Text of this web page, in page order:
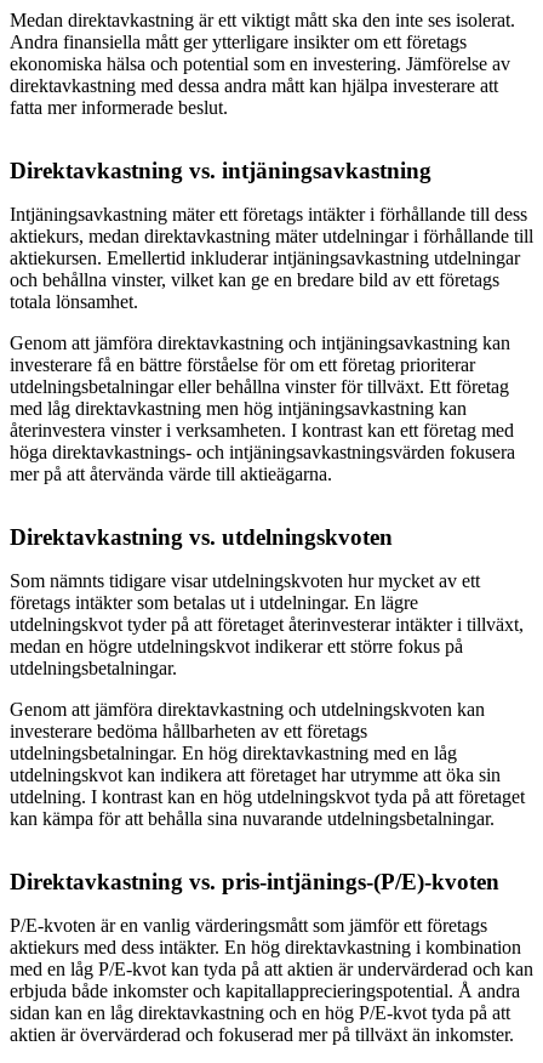
Medan direktavkastning är ett viktigt mått ska den inte ses isolerat.
Andra finansiella mått ger ytterligare insikter om ett företags
ekonomiska hälsa och potential som en investering. Jämförelse av
direktavkastning med dessa andra mått kan hjälpa investerare att
fatta mer informerade beslut.
Direktavkastning vs. intjäningsavkastning
Intjäningsavkastning mäter ett företags intäkter i förhållande till dess
aktiekurs, medan direktavkastning mäter utdelningar i förhållande till
aktiekursen. Emellertid inkluderar intjäningsavkastning utdelningar
och behållna vinster, vilket kan ge en bredare bild av ett företags
totala lönsamhet.
Genom att jämföra direktavkastning och intjäningsavkastning kan
investerare få en bättre förståelse för om ett företag prioriterar
utdelningsbetalningar eller behållna vinster för tillväxt. Ett företag
med låg direktavkastning men hög intjäningsavkastning kan
återinvestera vinster i verksamheten. I kontrast kan ett företag med
höga direktavkastnings- och intjäningsavkastningsvärden fokusera
mer på att återvända värde till aktieägarna.
Direktavkastning vs. utdelningskvoten
Som nämnts tidigare visar utdelningskvoten hur mycket av ett
företags intäkter som betalas ut i utdelningar. En lägre
utdelningskvot tyder på att företaget återinvesterar intäkter i tillväxt,
medan en högre utdelningskvot indikerar ett större fokus på
utdelningsbetalningar.
Genom att jämföra direktavkastning och utdelningskvoten kan
investerare bedöma hållbarheten av ett företags
utdelningsbetalningar. En hög direktavkastning med en låg
utdelningskvot kan indikera att företaget har utrymme att öka sin
utdelning. I kontrast kan en hög utdelningskvot tyda på att företaget
kan kämpa för att behålla sina nuvarande utdelningsbetalningar.
Direktavkastning vs. pris-intjänings-(P/E)-kvoten
P/E-kvoten är en vanlig värderingsmått som jämför ett företags
aktiekurs med dess intäkter. En hög direktavkastning i kombination
med en låg P/E-kvot kan tyda på att aktien är undervärderad och kan
erbjuda både inkomster och kapitallapprecieringspotential. Å andra
sidan kan en låg direktavkastning och en hög P/E-kvot tyda på att
aktien är övervärderad och fokuserad mer på tillväxt än inkomster.